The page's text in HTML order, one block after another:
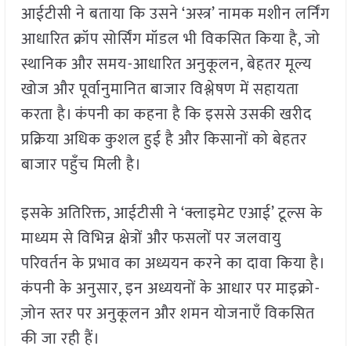
आईटीसी ने बताया कि उसने ‘अस्त्र’ नामक मशीन लर्निंग
आधारित क्रॉप सोर्सिंग मॉडल भी विकसित किया है, जो
स्थानिक और समय-आधारित अनुकूलन, बेहतर मूल्य
खोज और पूर्वानुमानित बाजार विश्लेषण में सहायता
करता है। कंपनी का कहना है कि इससे उसकी खरीद
प्रक्रिया अधिक कुशल हुई है और किसानों को बेहतर
बाजार पहुँच मिली है।
इसके अतिरिक्त, आईटीसी ने ‘क्लाइमेट एआई’ टूल्स के
माध्यम से विभिन्न क्षेत्रों और फसलों पर जलवायु
परिवर्तन के प्रभाव का अध्ययन करने का दावा किया है।
कंपनी के अनुसार, इन अध्ययनों के आधार पर माइक्रो-
ज़ोन स्तर पर अनुकूलन और शमन योजनाएँ विकसित
की जा रही हैं।